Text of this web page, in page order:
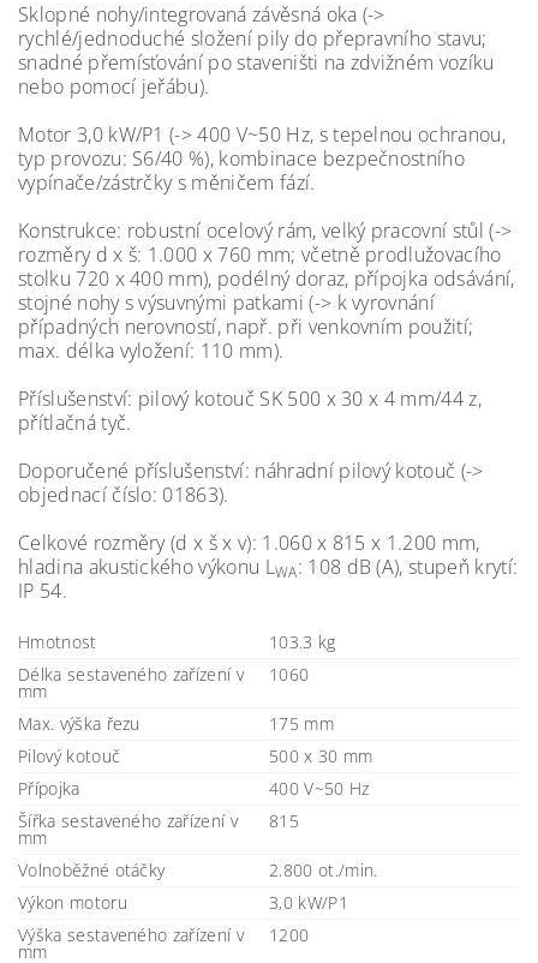
Sklopné nohy/integrovaná závěsná oka (->
rychlé/jednoduché složení pily do přepravního stavu;
snadné přemísťování po staveništi na zdvižném vozíku
nebo pomocí jeřábu).
Motor 3,0 kW/P1 (-> 400 V~50 Hz, s tepelnou ochranou,
typ provozu: S6/40 %), kombinace bezpečnostního
vypínače/zástrčky s měničem fází.
Konstrukce: robustní ocelový rám, velký pracovní stůl (->
rozměry d x š: 1.000 x 760 mm; včetně prodlužovacího
stolku 720 x 400 mm), podélný doraz, přípojka odsávání,
stojné nohy s výsuvnými patkami (-> k vyrovnání
případných nerovností, např. při venkovním použití;
max. délka vyložení: 110 mm).
Příslušenství: pilový kotouč SK 500 x 30 x 4 mm/44 z,
přítlačná tyč.
Doporučené příslušenství: náhradní pilový kotouč (->
objednací číslo: 01863).
Celkové rozměry (d x š x v): 1.060 x 815 x 1.200 mm,
hladina akustického výkonu LWA: 108 dB (A), stupeň krytí:
IP 54.
Hmotnost
103.3 kg
Délka sestaveného zařízení v
mm
1060
Max. výška řezu
175 mm
Pilový kotouč
500 x 30 mm
Přípojka
400 V~50 Hz
Šířka sestaveného zařízení v
mm
815
Volnoběžné otáčky
2.800 ot./min.
Výkon motoru
3,0 kW/P1
Výška sestaveného zařízení v
mm
1200